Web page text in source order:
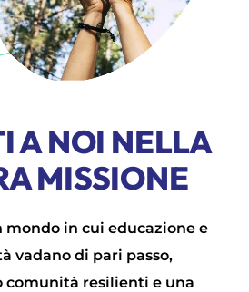
A NOI NELLA
MISSIONE
mondo in cui educazione e
vadano di pari passo,
comunità resilienti e una